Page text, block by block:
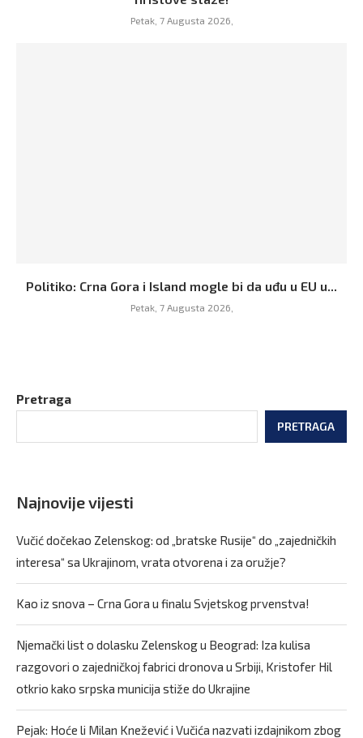
Petak, 7 Augusta 2026,
Politiko: Crna Gora i Island mogle bi da uđu u EU u...
Petak, 7 Augusta 2026,
Pretraga
PRETRAGA
Najnovije vijesti
Vučić dočekao Zelenskog: od „bratske Rusije“ do „zajedničkih
interesa“ sa Ukrajinom, vrata otvorena i za oružje?
Kao iz snova – Crna Gora u finalu Svjetskog prvenstva!
Njemački list o dolasku Zelenskog u Beograd: Iza kulisa
razgovori o zajedničkoj fabrici dronova u Srbiji, Kristofer Hil
otkrio kako srpska municija stiže do Ukrajine
Pejak: Hoće li Milan Knežević i Vučića nazvati izdajnikom zbog